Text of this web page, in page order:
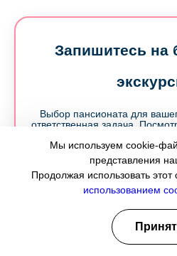
Запишитесь на
Выбор пансионата для
ответственная задача.
Мы используем cookie-
представления
Продолжая использовать этот
использованием